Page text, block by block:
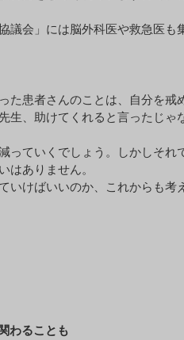
会」には脳外科医や救急医
患者さんのことは、自分を戒
生、助けてくれると言ったじ
っていくでしょう。しかしそ
はありません。
けばいいのか、これからも考
わることも